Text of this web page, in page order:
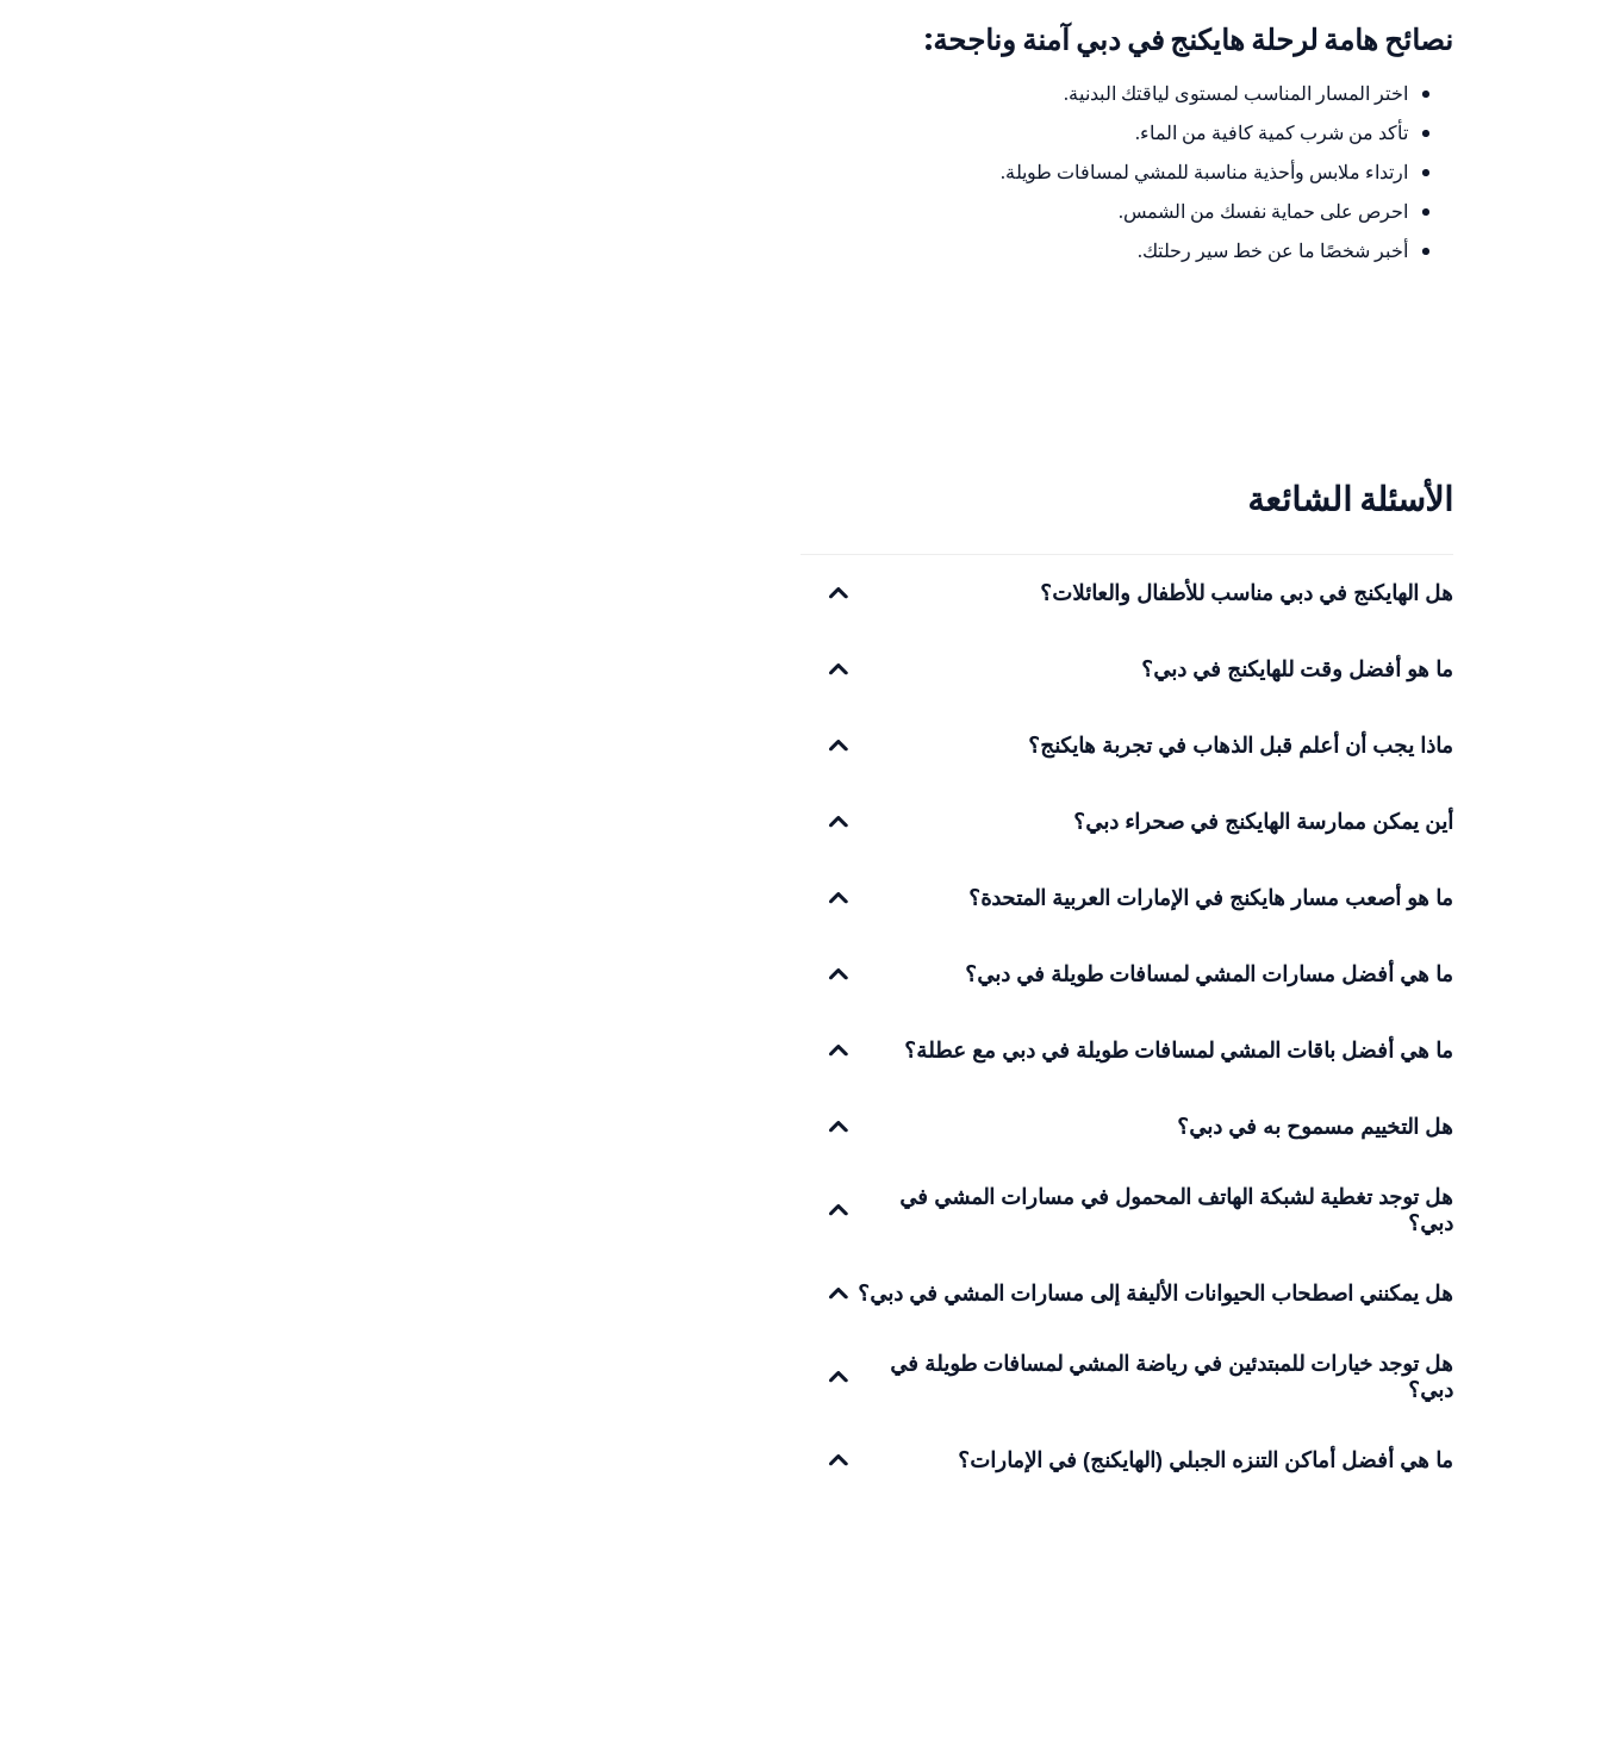
نصائح هامة لرحلة هايكنج في دبي آمنة وناجحة:
اختر المسار المناسب لمستوى لياقتك البدنية.
تأكد من شرب كمية كافية من الماء.
ارتداء ملابس وأحذية مناسبة للمشي لمسافات طويلة.
احرص على حماية نفسك من الشمس.
أخبر شخصًا ما عن خط سير رحلتك.
الأسئلة الشائعة
هل الهايكنج في دبي مناسب للأطفال والعائلات؟
ما هو أفضل وقت للهايكنج في دبي؟
ماذا يجب أن أعلم قبل الذهاب في تجربة هايكنج؟
أين يمكن ممارسة الهايكنج في صحراء دبي؟
ما هو أصعب مسار هايكنج في الإمارات العربية المتحدة؟
ما هي أفضل مسارات المشي لمسافات طويلة في دبي؟
ما هي أفضل باقات المشي لمسافات طويلة في دبي مع عطلة؟
هل التخييم مسموح به في دبي؟
هل توجد تغطية لشبكة الهاتف المحمول في مسارات المشي في
دبي؟
هل يمكنني اصطحاب الحيوانات الأليفة إلى مسارات المشي في دبي؟
هل توجد خيارات للمبتدئين في رياضة المشي لمسافات طويلة في
دبي؟
ما هي أفضل أماكن التنزه الجبلي (الهايكنج) في الإمارات؟